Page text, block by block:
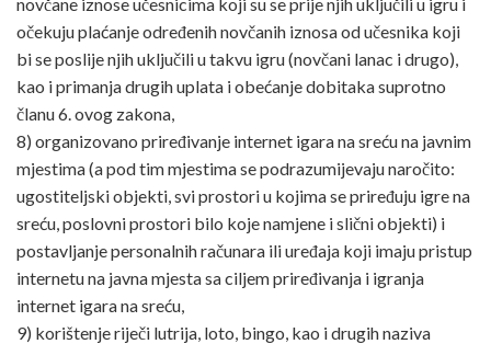
očekuju plaćanje određenih novčanih iznosa od učesnika koji
bi se poslije njih uključili u takvu igru (novčani lanac i drugo),
kao i primanja drugih uplata i obećanje dobitaka suprotno
članu 6. ovog zakona,
8) organizovano priređivanje internet igara na sreću na javnim
mjestima (a pod tim mjestima se podrazumijevaju naročito:
ugostiteljski objekti, svi prostori u kojima se priređuju igre na
sreću, poslovni prostori bilo koje namjene i slični objekti) i
postavljanje personalnih računara ili uređaja koji imaju pristup
internetu na javna mjesta sa ciljem priređivanja i igranja
internet igara na sreću,
9) korištenje riječi lutrija, loto, bingo, kao i drugih naziva